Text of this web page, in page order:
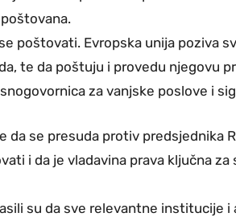
poštovati. Evropska unija poziva
te da poštuju i provedu njegovu
za vanjske poslove i
da se presuda protiv predsjednika
i da je vladavina prava ključna
su da sve relevantne institucije